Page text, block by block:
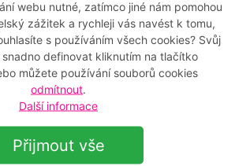
webu nutné, zatímco jiné nám pomohou
zážitek a rychleji vás navést k tomu,
s používáním všech cookies? Svůj
snadno definovat kliknutím na tlačítko
můžete používání souborů cookies
odmítnout.
Další informace
Přijmout vše
avrásky jsou méně viditelné. Díky
bude Vaše pokožka lépe
a získávětší objema tím i
zabraňuje stárnutí pokožky,